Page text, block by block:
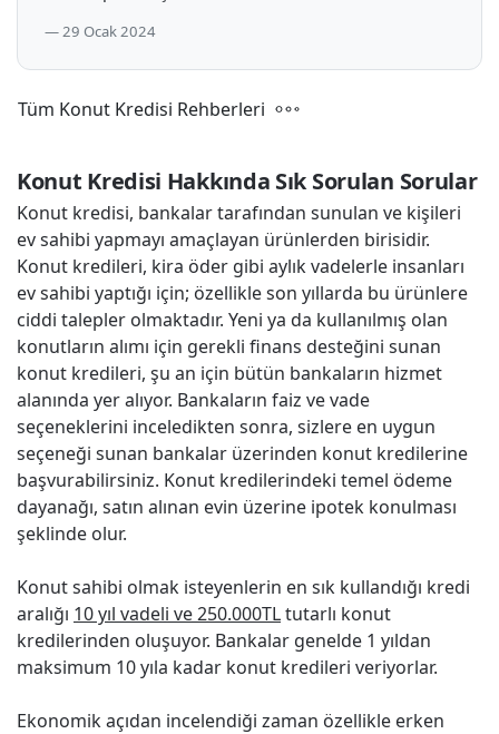
29 Ocak 2024
Tüm Konut Kredisi Rehberleri
Konut Kredisi Hakkında Sık Sorulan Sorular
Konut kredisi, bankalar tarafından sunulan ve kişileri
ev sahibi yapmayı amaçlayan ürünlerden birisidir.
Konut kredileri, kira öder gibi aylık vadelerle insanları
ev sahibi yaptığı için; özellikle son yıllarda bu ürünlere
ciddi talepler olmaktadır. Yeni ya da kullanılmış olan
konutların alımı için gerekli finans desteğini sunan
konut kredileri, şu an için bütün bankaların hizmet
alanında yer alıyor. Bankaların faiz ve vade
seçeneklerini inceledikten sonra, sizlere en uygun
seçeneği sunan bankalar üzerinden konut kredilerine
başvurabilirsiniz. Konut kredilerindeki temel ödeme
dayanağı, satın alınan evin üzerine ipotek konulması
şeklinde olur.
Konut sahibi olmak isteyenlerin en sık kullandığı kredi
aralığı 10 yıl vadeli ve 250.000TLtutarlı konut
kredilerinden oluşuyor. Bankalar genelde 1 yıldan
maksimum 10 yıla kadar konut kredileri veriyorlar.
Ekonomik açıdan incelendiği zaman özellikle erken